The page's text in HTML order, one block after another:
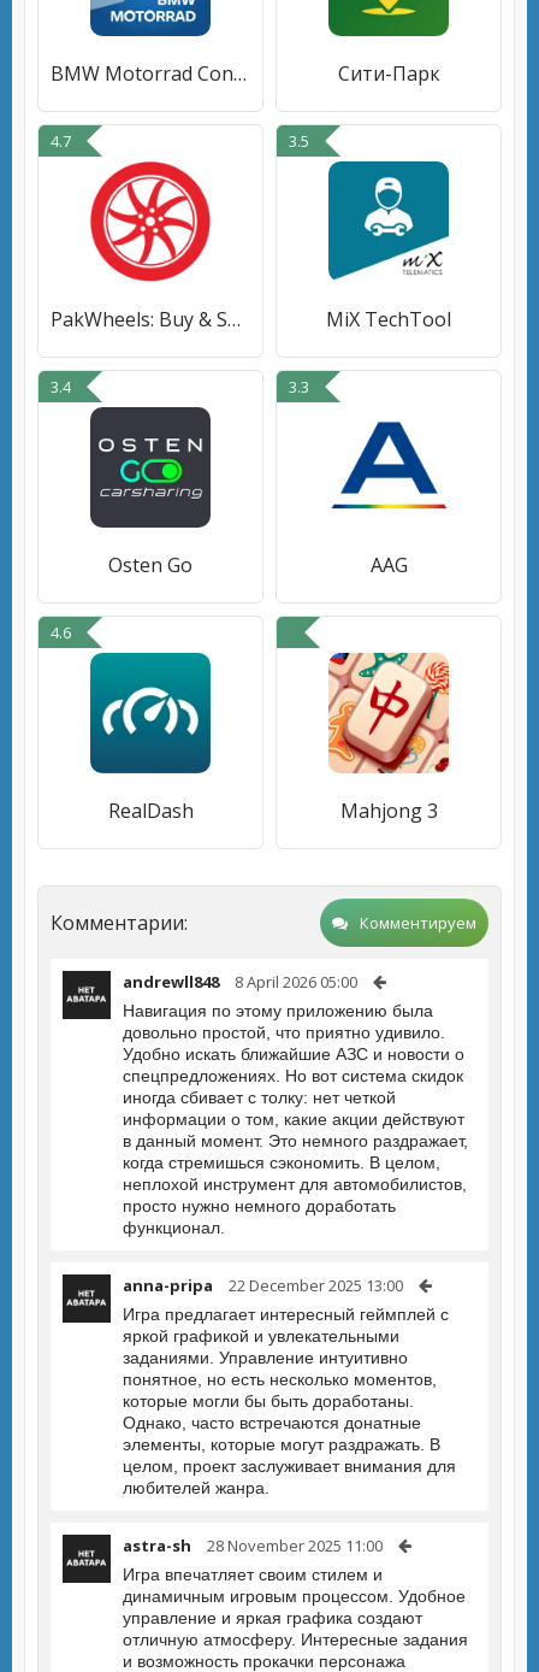
BMW Motorrad Connected Сити-Парк
4.7
PakWheels: Buy & Sell Cars
3.5
MiX TechTool
3.4
Osten Go
3.3
AAG
4.6
RealDash Mahjong 3
Комментарии: Комментируем
andrewll848 8 April 2026 05:00
Навигация по этому приложению была
довольно простой, что приятно удивило.
Удобно искать ближайшие АЗС и новости о
спецпредложениях. Но вот система скидок
иногда сбивает с толку: нет четкой
информации о том, какие акции действуют
в данный момент. Это немного раздражает,
когда стремишься сэкономить. В целом,
неплохой инструмент для автомобилистов,
просто нужно немного доработать
функционал.
anna-pripa 22 December 2025 13:00
Игра предлагает интересный геймплей с
яркой графикой и увлекательными
заданиями. Управление интуитивно
понятное, но есть несколько моментов,
которые могли бы быть доработаны.
Однако, часто встречаются донатные
элементы, которые могут раздражать. В
целом, проект заслуживает внимания для
любителей жанра.
astra-sh 28 November 2025 11:00
Игра впечатляет своим стилем и
динамичным игровым процессом. Удобное
управление и яркая графика создают
отличную атмосферу. Интересные задания
и возможность прокачки персонажа